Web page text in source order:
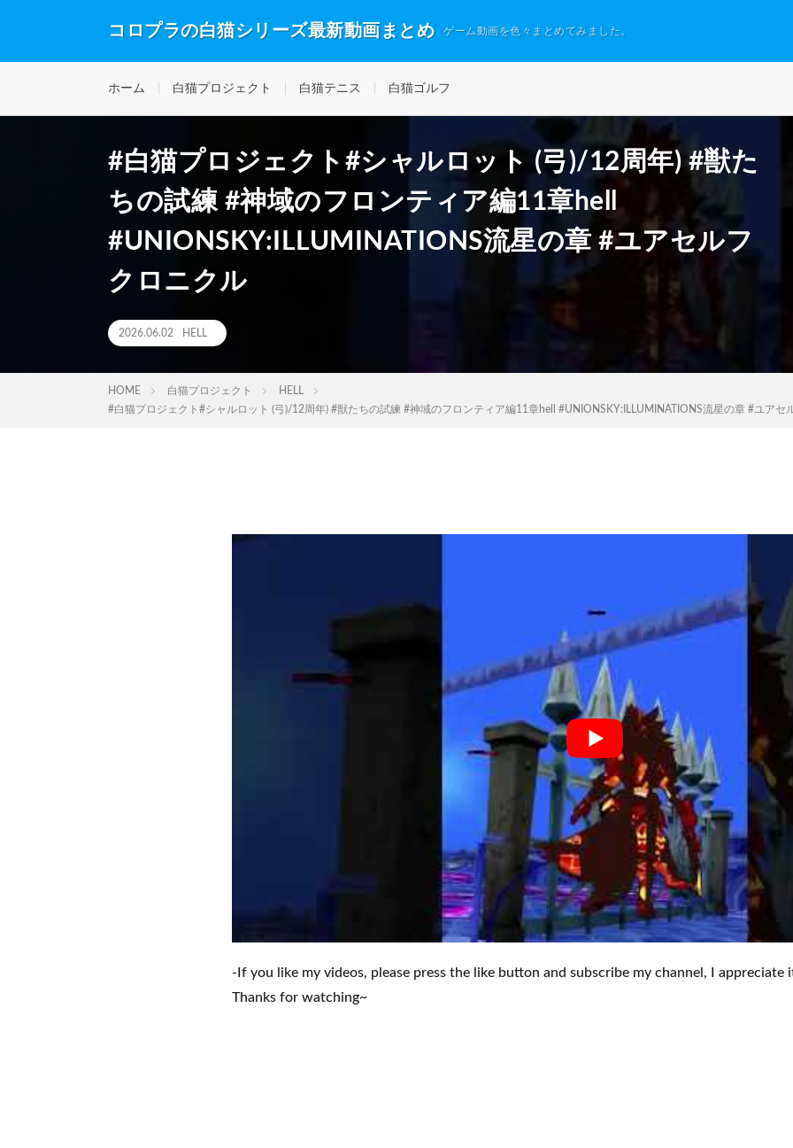
コロプラの白猫シリーズ最新動画まとめ ゲーム動画を色々まとめてみました。
ホーム 白猫プロジェクト 白猫テニス 白猫ゴルフ
#白猫プロジェクト#シャルロット (弓)/12周年) #獣た
ちの試練 #神域のフロンティア編11章hell
#UNIONSKY:ILLUMINATIONS流星の章 #ユアセルフ
クロニクル
2026.06.02 HELL
HOME 白猫プロジェクト
HELL
#白猫プロジェクト#シャルロット (弓)/12周年) #獣たちの試練 #神域のフロンティア編11章hell #UNIONSKY:ILLUMINATIONS流星の章 #ユアセ
-If you like my videos, please press the like button and subscribe my channel, I appreciate
Thanks for watching~